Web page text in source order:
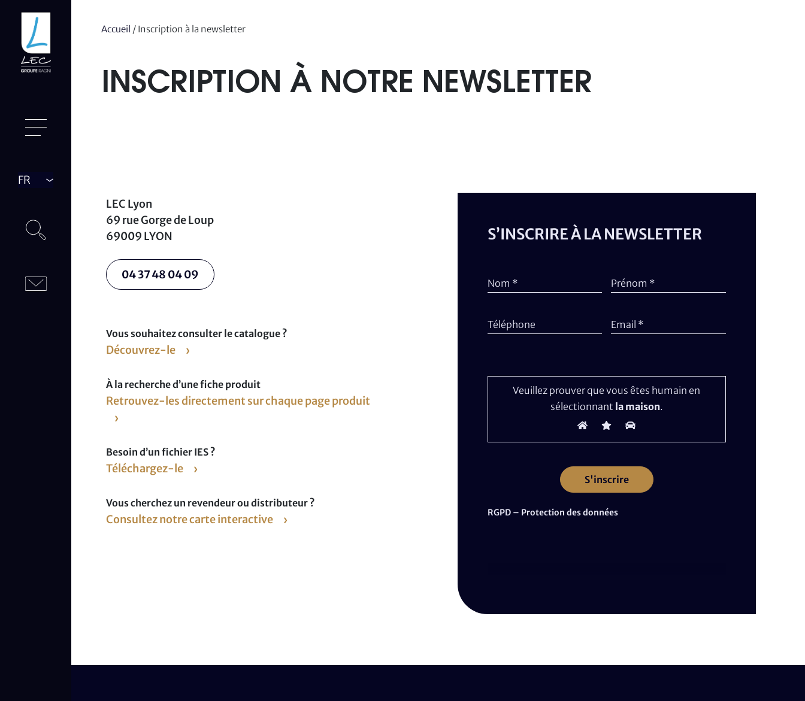
Langue
Accueil / Inscription à la newsletter
INSCRIPTION À NOTRE NEWSLETTER
LEC Lyon
69 rue Gorge de Loup
69009 LYON
04 37 48 04 09
Vous souhaitez consulter le catalogue ?
Découvrez-le
À la recherche d’une fiche produit
Retrouvez-les directement sur chaque page produit
Besoin d’un fichier IES ?
Téléchargez-le
Vous cherchez un revendeur ou distributeur ?
Consultez notre carte interactive
S’INSCRIRE À LA NEWSLETTER
Nom * Prénom *
Téléphone Email *
Veuillez prouver que vous êtes humain en
sélectionnant la maison.
RGPD – Protection des données